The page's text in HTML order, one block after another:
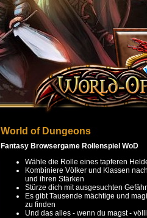
World of Dungeons
Fantasy Browsergame Rollenspiel WoD
Wähle die Rolle eines tapferen
Kombiniere Völker und Klassen
und ihren Stärken
Stürze dich mit ausgesuchten
Es gibt Tausende mächtige und
zu finden
Und das alles - wenn du magst -